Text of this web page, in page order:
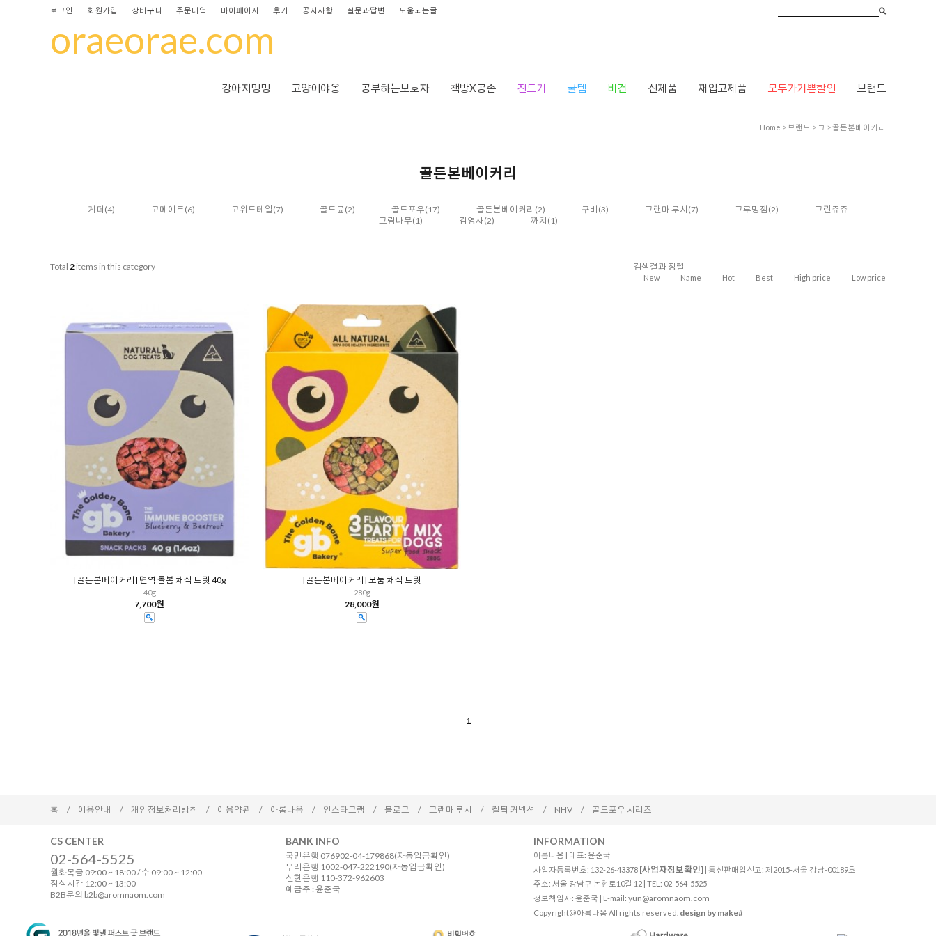
로그인 회원가입 장바구니 주문내역 마이페이지 후기 공지사항 질문과답변 도움되는글
oraeorae.com
강아지멍멍 고양이야옹 공부하는보호자 책방X공존 진드기 쿨템 비건 신제품 재입고제품 모두가기쁜할인 브랜드
Home > 브랜드 > ㄱ >골든본베이커리
골든본베이커리
게더 (4) 고메이트(6) 고위드테일 (7) 골드뮨(2) 골드포우(17) 골든본베이커리 (2) 구비 (3) 그랜마 루시 (7) 그루밍잼 (2)
그린쥬쥬
그림나무(1) 김영사(2) 까치 (1)
Total 2 items in this category 검색결과 정렬
New Name Hot Best High price Low price
[골든본베이커리] 면역 돌봄 채식 트릿 40g
40g
7,700원
[골든본베이커리] 모둠 채식 트릿
280g
28,000원
1
홈 / 이용안내 / 개인정보처리방침 / 이용약관 / 아롬나옴 / 인스타그램 / 블로그 / 그랜마 루시 / 켈틱 커넥션 / NHV / 골드포우 시리즈
CS CENTER
02-564-5525
월화목금 09:00 ~ 18:00 / 수 09:00 ~ 12:00
점심시간 12:00 ~ 13:00
B2B문의 b2b@aromnaom.com
BANK INFO
국민은행 076902-04-179868(자동입금확인)
우리은행 1002-047-222190(자동입금확인)
신한은행 110-372-962603
예금주 : 윤준국
INFORMATION
아롬나옴 | 대표: 윤준국
사업자등록번호: 132-26-43378 [사업자정보확인] | 통신판매업신고: 제2015-서울 강남-00189호
주소: 서울 강남구 논현로10길 12 | TEL: 02-564-5525
정보책임자: 윤준국 | E-mail: yun@aromnaom.com
Copyright＠아롬나옴 All rights reserved. design by make#